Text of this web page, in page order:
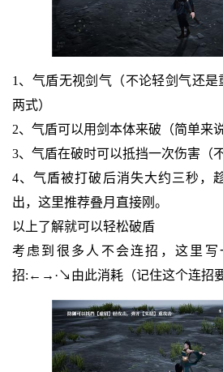
1、气盾无视剑气（不论轻剑气还
两式）
2、气盾可以用剑本体来破（简单来
3、气盾在破时可以抵挡一次伤害（
4、气盾被打破后消失大约三秒，
出，这里推荐叠月直接刚。
以上了解就可以轻松破盾
考虑到很多人不会连招，这里
招:←→·↘由此消耗（记住这个连招要